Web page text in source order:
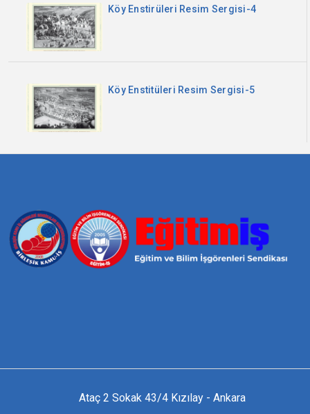
Köy Enstirüleri Resim Sergisi-4
Köy Enstitüleri Resim Sergisi-5
Ataç 2 Sokak 43/4 Kızılay - Ankara